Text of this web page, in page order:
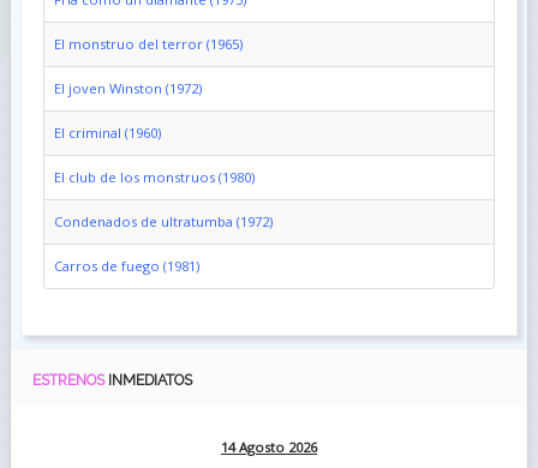
El monstruo del terror (1965)
El joven Winston (1972)
El criminal (1960)
El club de los monstruos (1980)
Condenados de ultratumba (1972)
Carros de fuego (1981)
ESTRENOS INMEDIATOS
14 Agosto 2026